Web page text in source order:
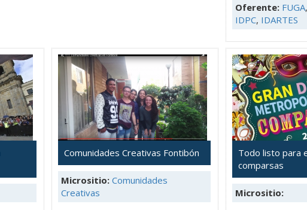
Oferente: FUGA,
IDPC, IDARTES
Comunidades Creativas Fontibón
Micrositio: Comunidades
Creativas
Todo listo para
comparsas
Micrositio: